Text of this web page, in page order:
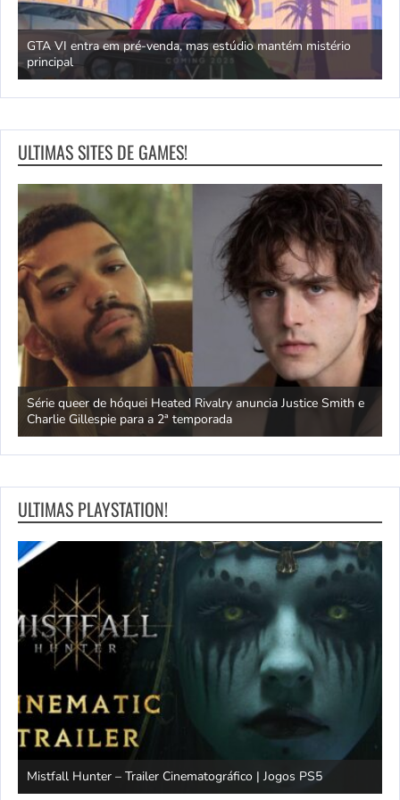
GTA VI entra em pré-venda, mas estúdio mantém mistério
principal
ULTIMAS SITES DE GAMES!
Série queer de hóquei Heated Rivalry anuncia Justice Smith e
Charlie Gillespie para a 2ª temporada
ULTIMAS PLAYSTATION!
Mistfall Hunter – Trailer Cinematográfico | Jogos PS5